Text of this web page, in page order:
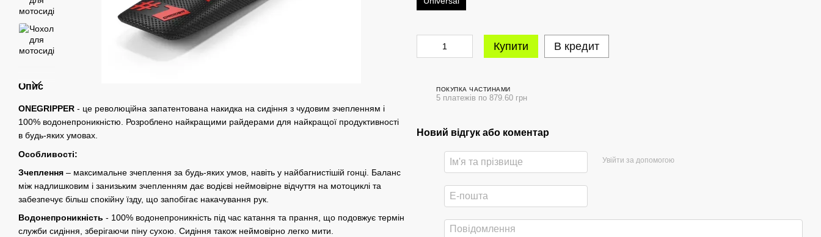
Опис
ONEGRIPPER - це революційна запатентована накидка на сидіння з чудовим зчепленням і
100% водонепроникністю. Розроблено найкращими райдерами для найкращої продуктивності
в будь-яких умовах.
Особливості:
Зчеплення – максимальне зчеплення за будь-яких умов, навіть у найбагнистішій гонці. Баланс
між надлишковим і занизьким зчепленням дає водієві неймовірне відчуття на мотоциклі та
забезпечує більш спокійну їзду, що запобігає накачування рук.
Водонепроникність - 100% водонепроникність під час катання та прання, що подовжує термін
служби сидіння, зберігаючи піну сухою. Сидіння також неймовірно легко мити.
Купити В кредит
ПОКУПКА ЧАСТИНАМИ
5 платежів по 879.60 грн
Новий відгук або коментар
Увійти за допомогою